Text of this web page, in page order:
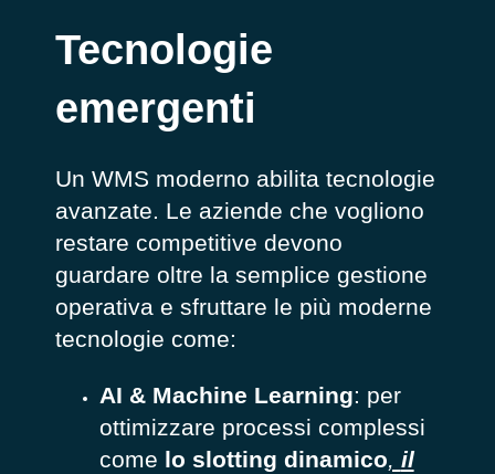
Tecnologie
emergenti
Un WMS moderno abilita tecnologie
avanzate. Le aziende che vogliono
restare competitive devono
guardare oltre la semplice gestione
operativa e sfruttare le più moderne
tecnologie come:
AI & Machine Learning: per
ottimizzare processi complessi
come lo slotting dinamico, il